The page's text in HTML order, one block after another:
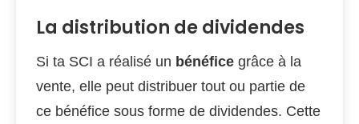
La distribution de dividendes
Si ta SCI a réalisé un bénéfice grâce à la
vente, elle peut distribuer tout ou partie de
ce bénéfice sous forme de dividendes. Cette